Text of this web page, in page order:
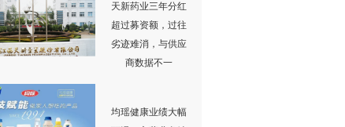
天新药业三年分红
超过募资额，过往
劣迹难消，与供应
商数据不一
均瑶健康业绩大幅